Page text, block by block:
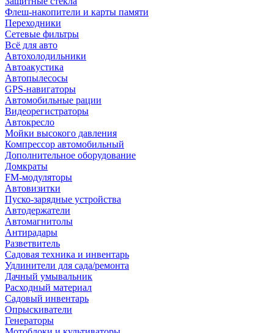
Флеш-накопители и карты памяти
Переходники
Сетевые фильтры
Всё для авто
Автохолодильники
Автоакустика
Автопылесосы
GPS-навигаторы
Автомобильные рации
Видеорегистраторы
Автокресло
Мойки высокого давления
Компрессор автомобильный
Дополнительное оборудование
Домкраты
FM-модуляторы
Автовизитки
Пуско-зарядные устройства
Автодержатели
Автомагнитолы
Антирадары
Разветвитель
Садовая техника и инвентарь
Удлинители для сада/ремонта
Дачный умывальник
Расходный материал
Садовый инвентарь
Опрыскиватели
Генераторы